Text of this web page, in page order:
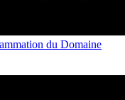
du Domaine